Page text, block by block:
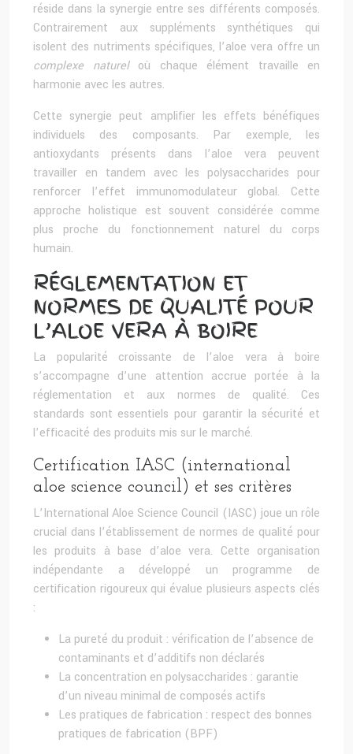
réside dans la synergie entre ses différents composés.
Contrairement aux suppléments synthétiques qui
isolent des nutriments spécifiques, l’aloe vera offre un
complexe naturel où chaque élément travaille en
harmonie avec les autres.
Cette synergie peut amplifier les effets bénéfiques
individuels des composants. Par exemple, les
antioxydants présents dans l’aloe vera peuvent
travailler en tandem avec les polysaccharides pour
renforcer l’effet immunomodulateur global. Cette
approche holistique est souvent considérée comme
plus proche du fonctionnement naturel du corps
humain.
RÉGLEMENTATION ET
NORMES DE QUALITÉ POUR
L’ALOE VERA À BOIRE
La popularité croissante de l’aloe vera à boire
s’accompagne d’une attention accrue portée à la
réglementation et aux normes de qualité. Ces
standards sont essentiels pour garantir la sécurité et
l’efficacité des produits mis sur le marché.
Certification IASC (international
aloe science council) et ses critères
L’International Aloe Science Council (IASC) joue un rôle
crucial dans l’établissement de normes de qualité pour
les produits à base d’aloe vera. Cette organisation
indépendante a développé un programme de
certification rigoureux qui évalue plusieurs aspects clés
:
La pureté du produit : vérification de l’absence de
contaminants et d’additifs non déclarés
La concentration en polysaccharides : garantie
d’un niveau minimal de composés actifs
Les pratiques de fabrication : respect des bonnes
pratiques de fabrication (BPF)